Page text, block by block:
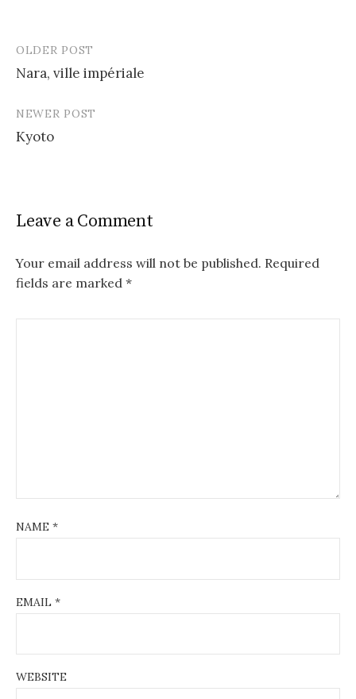
Post
navigation
OLDER POST
Nara, ville impériale
NEWER POST
Kyoto
Leave a Comment
Your email address will not be published. Required
fields are marked *
NAME *
EMAIL *
WEBSITE